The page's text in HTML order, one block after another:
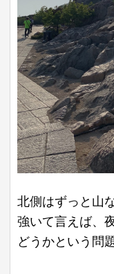
北側はずっと山
強いて言えば、
どうかという問